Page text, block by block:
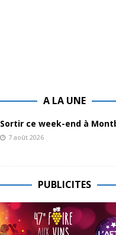
A LA UNE
Sortir ce week-end à
7 août 2026
PUBLICITES